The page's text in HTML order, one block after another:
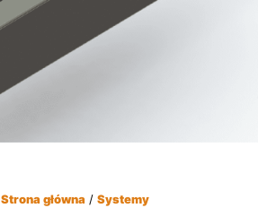
Strona główna/ Systemy